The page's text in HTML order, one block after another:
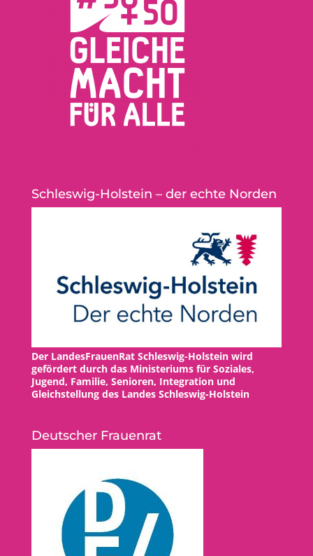
Schleswig-Holstein – der echte Norden
Der LandesFrauenRat Schleswig-Holstein wird
gefördert durch das Ministeriums für Soziales,
Jugend, Familie, Senioren, Integration und
Gleichstellung des Landes Schleswig-Holstein
Deutscher Frauenrat